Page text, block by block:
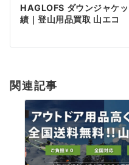
ゲ
ー
シ
ン
HAGLOFS ダウンジャケ
績｜登山用品買取 山エコ
関連記事